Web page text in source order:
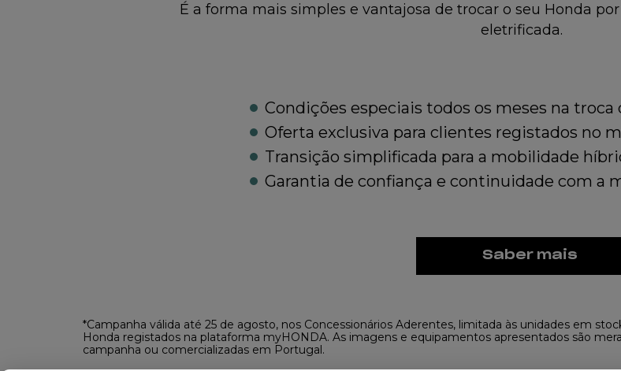
*Campanha válida até 25 de agosto, nos Concessionários Aderentes, limitada às unidades em
Honda registados na plataforma myHONDA. As imagens e equipamentos apresentados são
campanha ou comercializadas em Portugal.
É a forma mais simples e vantajosa de trocar o seu Honda
eletrificada.
Condições especiais todos os meses na troca
Oferta exclusiva para clientes registados no
Transição simplificada para a mobilidade
Garantia de confiança e continuidade com a
Saber mais